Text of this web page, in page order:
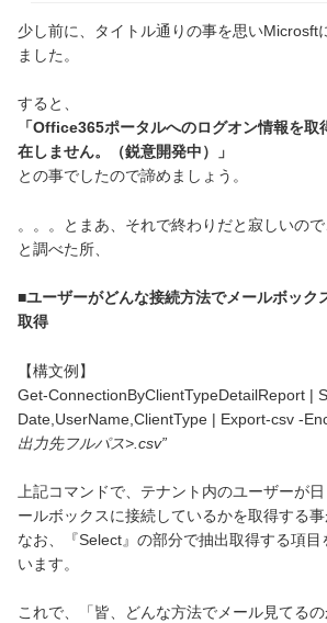
少し前に、タイトル通りの事を思いMicrosft
ました。
すると、
「Office365ポータルへのログオン情報を取
在しません。（鋭意開発中）」
との事でしたので諦めましょう。
。。。とまあ、それで終わりだと寂しいの
と調べた所、
■ユーザーがどんな接続方法でメールボック
取得
【構文例】
Get-ConnectionByClientTypeDetailReport |
Date,UserName,ClientType | Export-csv -
出力先フルパス>.csv”
上記コマンドで、テナント内のユーザーが
ールボックスに接続しているかを取得する事
なお、『Select』の部分で抽出取得する項目
います。
これで、「皆、どんな方法でメール見てる